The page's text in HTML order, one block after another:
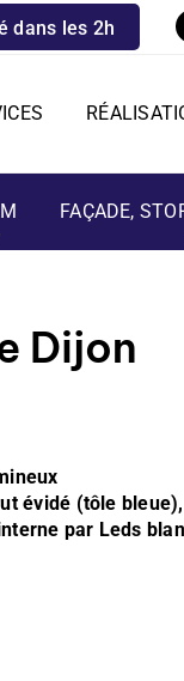
dans les 2h
FAÇADE,
Dijon
évidé (tôle
par Leds